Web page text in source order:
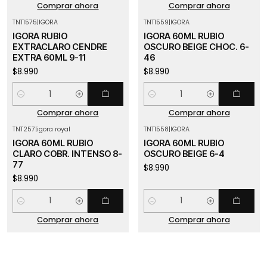
Comprar ahora
Comprar ahora
TNT1575|IGORA
IGORA RUBIO
EXTRACLARO CENDRE
EXTRA 60ML 9-11
$8.990
Cantidad
Comprar ahora
TNT1559|IGORA
IGORA 60ML RUBIO
OSCURO BEIGE CHOC. 6-
46
$8.990
Cantidad
Comprar ahora
TNT257|igora royal
IGORA 60ML RUBIO
CLARO COBR. INTENSO 8-
77
$8.990
Cantidad
Comprar ahora
TNT1558|IGORA
IGORA 60ML RUBIO
OSCURO BEIGE 6-4
$8.990
Cantidad
Comprar ahora